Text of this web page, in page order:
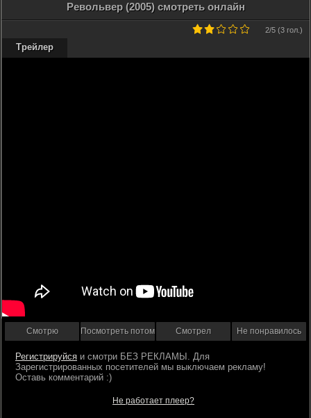
Револьвер (2005) смотреть онлайн
2/5 (3 гол. )
Трейлер
Смотрю Посмотреть потом Смотрел Не понравилось
Регистрируйся
Не работает плеер?